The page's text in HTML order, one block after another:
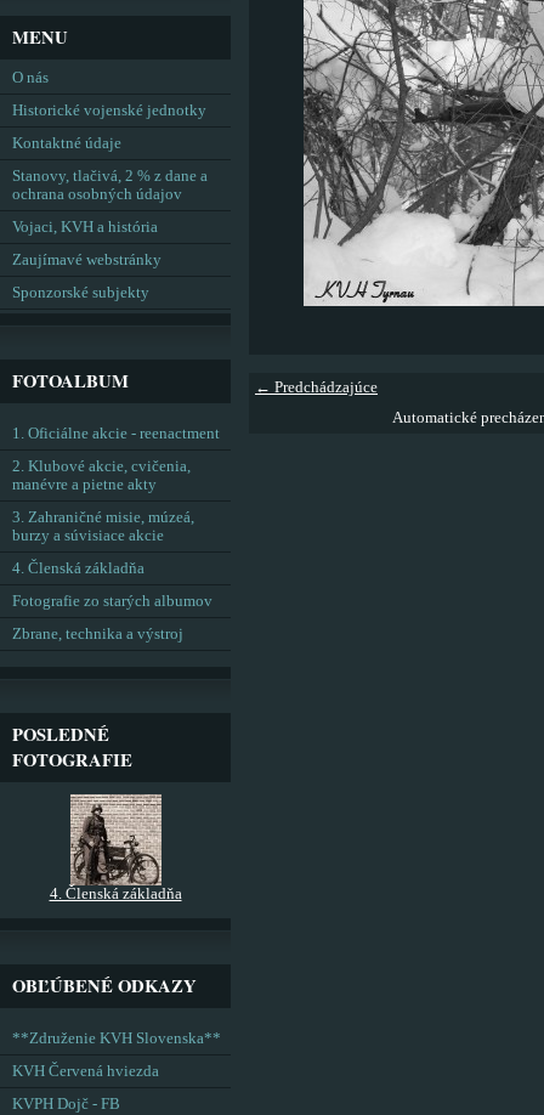
← Predchádzajúce
Automatické
MENU
O nás
Historické vojenské jednotky
Kontaktné údaje
Stanovy, tlačivá, 2 % z dane a
ochrana osobných údajov
Vojaci, KVH a história
Zaujímavé webstránky
Sponzorské subjekty
FOTOALBUM
1. Oficiálne akcie - reenactment
2. Klubové akcie, cvičenia,
manévre a pietne akty
3. Zahraničné misie, múzeá,
burzy a súvisiace akcie
4. Členská základňa
Fotografie zo starých albumov
Zbrane, technika a výstroj
POSLEDNÉ
FOTOGRAFIE
4. Členská základňa
OBĽÚBENÉ ODKAZY
**Združenie KVH Slovenska**
KVH Červená hviezda
KVPH Dojč - FB